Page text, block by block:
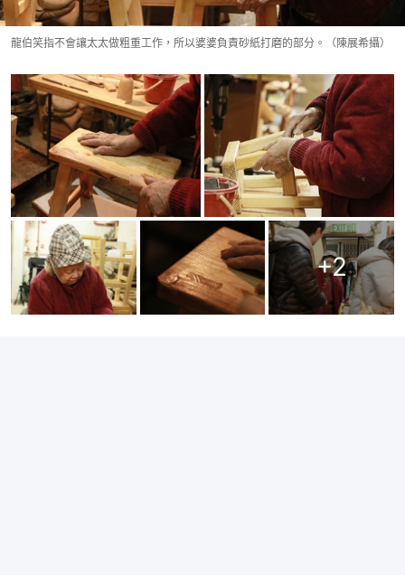
龍伯笑指不會讓太太做粗重工作，所以婆婆負責砂紙打磨的部分。（陳展希攝）
+2